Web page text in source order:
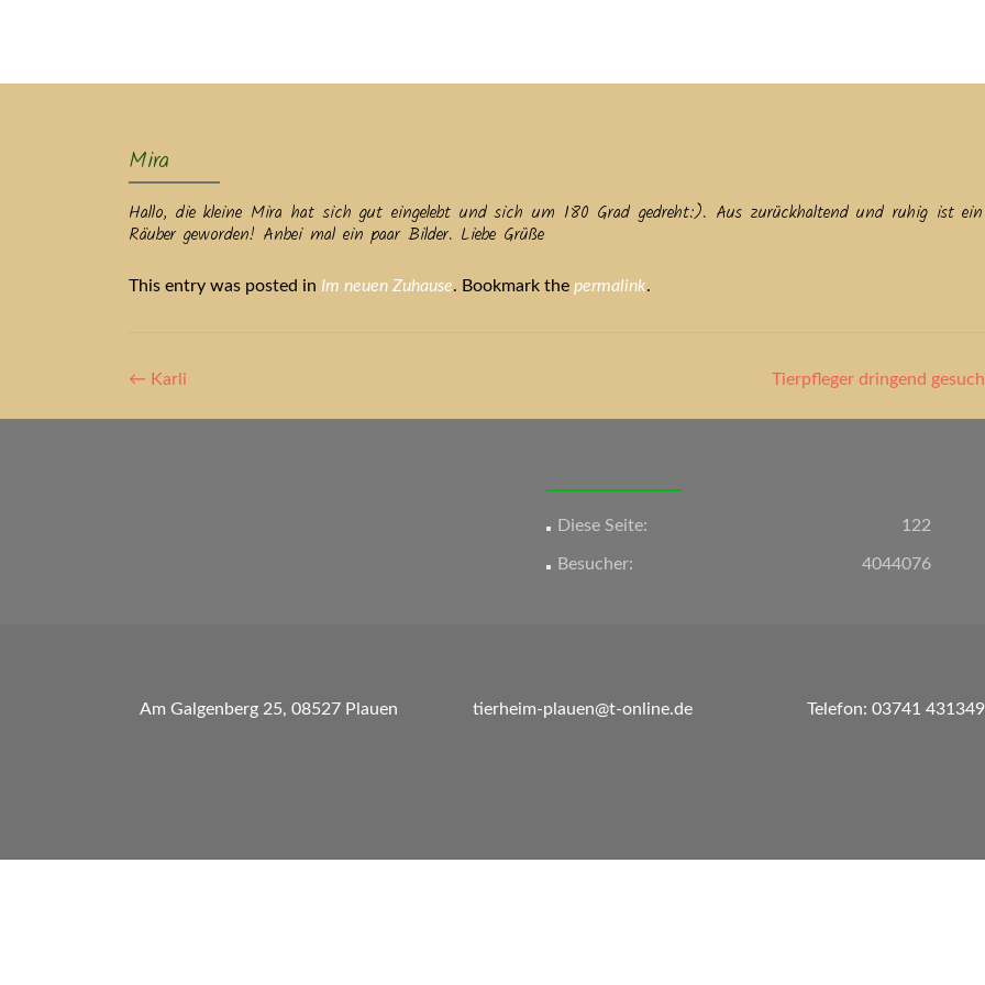
Mira
Hallo, die kleine Mira hat sich gut eingelebt und sich um 180 Grad gedreht:). Aus zurückhaltend und ruhig ist
Räuber geworden! Anbei mal ein paar Bilder. Liebe Grüße
This entry was posted in Im neuen Zuhause. Bookmark the permalink.
Artikel-
Navigation
← Karli Tierpfleger dringend
122
Diese Seite:
4044076
Besucher:
Am Galgenberg 25, 08527 Plauen tierheim-plauen@t-online.de Telefon: 03741 431349